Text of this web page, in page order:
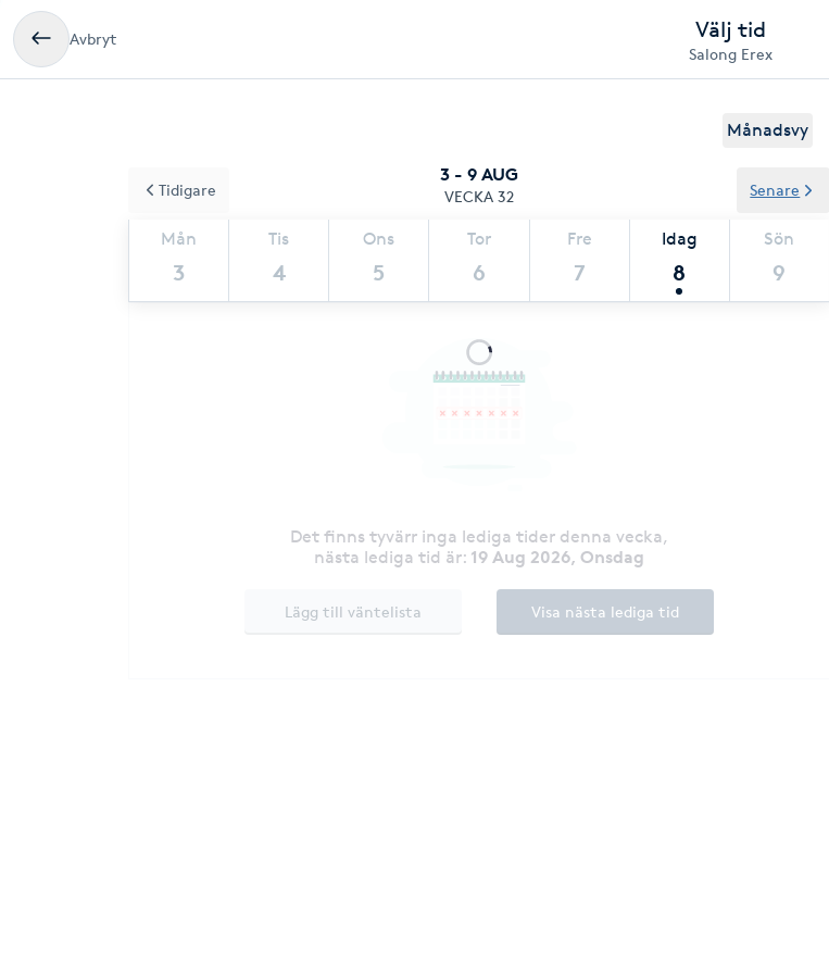
Avbryt Välj tid
Salong Erex
Månadsvy
3 - 9 AUG
VECKA 32
Mån
3
Tis
4
Ons
5
Tor
6
Fre
7
Idag
8
Sön
9
Tidigare Senare
Det finns tyvärr inga lediga tider denna vecka,
nästa lediga tid är: 19 Aug 2026, Onsdag
Lägg till väntelista Visa nästa lediga tid